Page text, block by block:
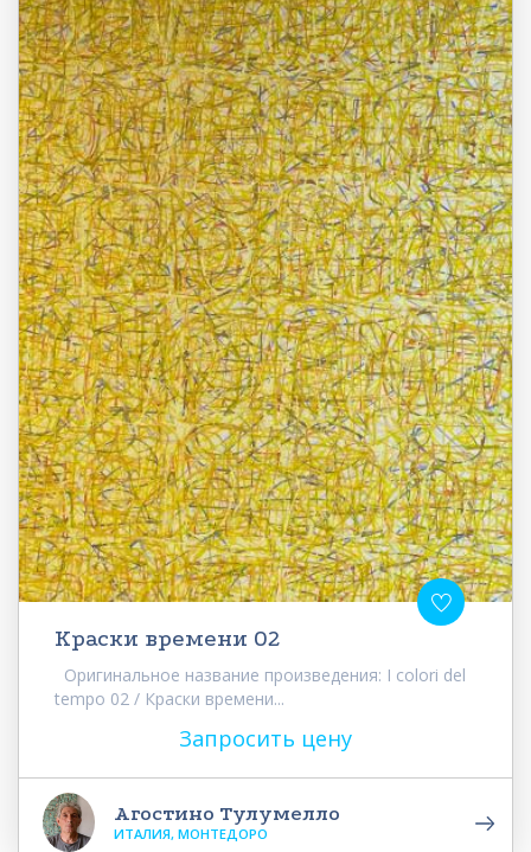
Краски времени 02
Оригинальное название произведения: I colori del
tempo 02 / Краски времени...
Запросить цену
Агостино Тулумелло
ИТАЛИЯ, МОНТЕДОРО